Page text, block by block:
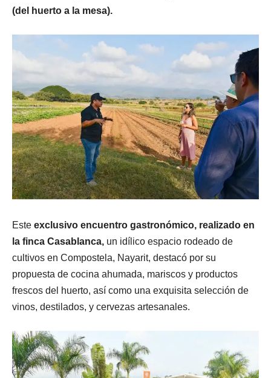
(del huerto a la mesa).
Este exclusivo encuentro gastronómico, realizado en
la finca Casablanca, un idílico espacio rodeado de
cultivos en Compostela, Nayarit, destacó por su
propuesta de cocina ahumada, mariscos y productos
frescos del huerto, así como una exquisita selección de
vinos, destilados, y cervezas artesanales.